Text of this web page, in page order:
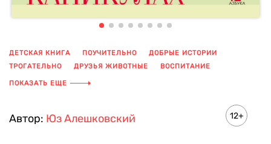
ДЕТСКАЯ КНИГА ПОУЧИТЕЛЬНО
ДОБРЫЕ ИСТОРИИ
ТРОГАТЕЛЬНО
ДРУЗЬЯ ЖИВОТНЫЕ
ВОСПИТАНИЕ
ЖИЗНЕННО
ПОКАЗАТЬ ЕЩЕ
Автор: Юз Алешковский 12+